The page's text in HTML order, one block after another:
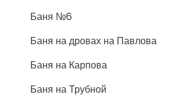
Баня №6
Баня на дровах на Павлова
Баня на Карпова
Баня на Трубной